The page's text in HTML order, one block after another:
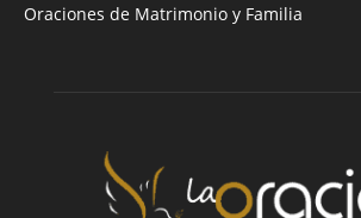
Oraciones de Matrimonio y Familia